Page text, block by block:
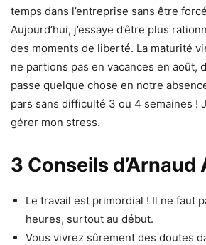
temps dans l’entreprise sans être
Aujourd’hui, j’essaye d’être plus
des moments de liberté. La maturité
ne partions pas en vacances en août,
passe quelque chose en notre
pars sans difficulté 3 ou 4 semaines !
gérer mon stress.
3 Conseils d’Arnaud
Le travail est primordial ! Il ne faut
heures, surtout au début.
Vous vivrez sûrement des doutes